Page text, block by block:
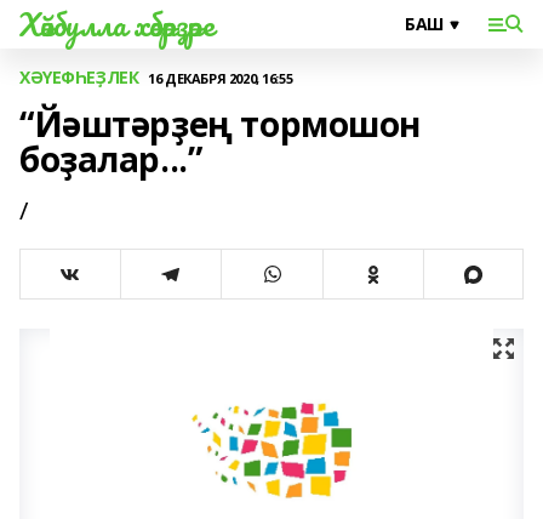
Хәйбулла хәбәрҙәре
ХӘҮЕФҺЕҘЛЕК 16 ДЕКАБРЯ 2020, 16:55
“Йәштәрҙең тормошон
боҙалар...”
/